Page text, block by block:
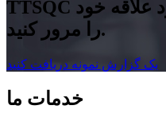
TTSQC مربوط به محصول مورد علاقه خود
را مرور کنید.
یک گزارش نمونه دریافت کنید
خدمات ما